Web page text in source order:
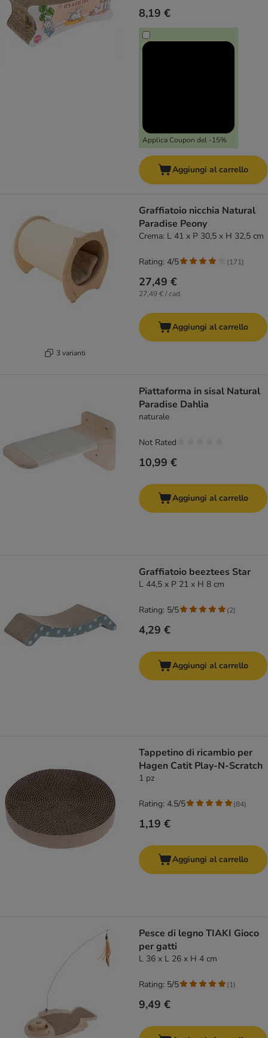
8,19 €
Applica Coupon del -15%
Aggiungi al carrello
3 varianti
Graffiatoio nicchia Natural
Paradise Peony
Crema: L 41 x P 30,5 x H 32,5 cm
27,49 €
27,49 € / cad.
Rating: 4/5 (171)
Aggiungi al carrello
Piattaforma in sisal Natural
Paradise Dahlia
naturale
10,99 €
Not Rated
Aggiungi al carrello
Graffiatoio beeztees Star
L 44,5 x P 21 x H 8 cm
4,29 €
Rating: 5/5 (2)
Aggiungi al carrello
Tappetino di ricambio per
Hagen Catit Play-N-Scratch
1 pz
1,19 €
Rating: 4.5/5 (84)
Aggiungi al carrello
Pesce di legno TIAKI Gioco
per gatti
L 36 x L 26 x H 4 cm
9,49 €
Rating: 5/5 (1)